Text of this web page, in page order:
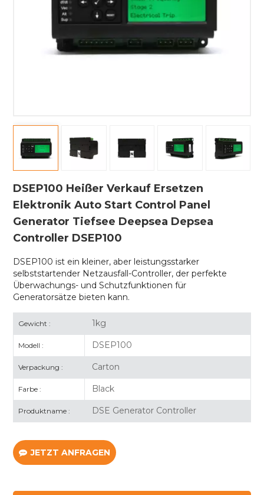
DSEP100 Heißer Verkauf Ersetzen
Elektronik Auto Start Control Panel
Generator Tiefsee Deepsea Depsea
Controller DSEP100
DSEP100 ist ein kleiner, aber leistungsstarker
selbststartender Netzausfall-Controller, der perfekte
Überwachungs- und Schutzfunktionen für
Generatorsätze bieten kann.
Gewicht : 1kg
Modell : DSEP100
Verpackung : Carton
Farbe : Black
Produktname : DSE Generator Controller
JETZT ANFRAGEN